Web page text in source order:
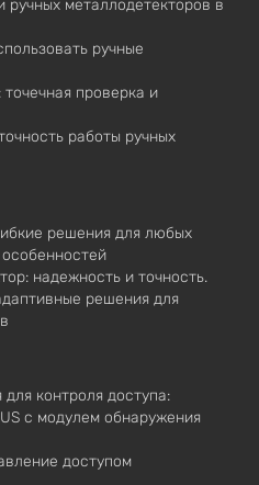
ручных металлодетекторов в
ручные
проверка и
работы ручных
решения для любых
надежность и точность.
решения для
контроля доступа:
с модулем обнаружения
доступом